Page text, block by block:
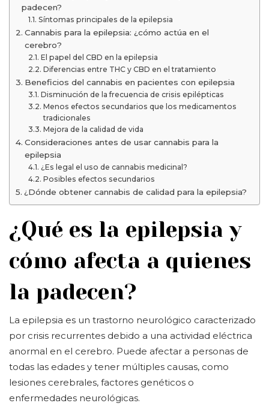
padecen?
Síntomas principales de la epilepsia
Cannabis para la epilepsia: ¿cómo actúa en el
cerebro?
El papel del CBD en la epilepsia
Diferencias entre THC y CBD en el tratamiento
Beneficios del cannabis en pacientes con epilepsia
Disminución de la frecuencia de crisis epilépticas
Menos efectos secundarios que los medicamentos
tradicionales
Mejora de la calidad de vida
Consideraciones antes de usar cannabis para la
epilepsia
¿Es legal el uso de cannabis medicinal?
Posibles efectos secundarios
¿Dónde obtener cannabis de calidad para la epilepsia?
¿Qué es la epilepsia y
cómo afecta a quienes
la padecen?
La epilepsia es un trastorno neurológico caracterizado
por crisis recurrentes debido a una actividad eléctrica
anormal en el cerebro. Puede afectar a personas de
todas las edades y tener múltiples causas, como
lesiones cerebrales, factores genéticos o
enfermedades neurológicas.